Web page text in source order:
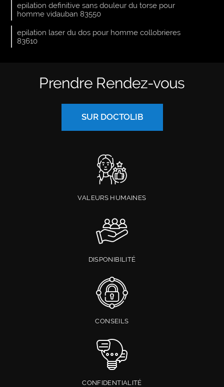
epilation definitive sans douleur du torse pour
homme vidauban 83550
epilation laser du dos pour homme collobrieres
83610
Prendre Rendez-vous
SUR DOCTOLIB
VALEURS HUMAINES
DISPONIBILITÉ
CONSEILS
CONFIDENTIALITÉ